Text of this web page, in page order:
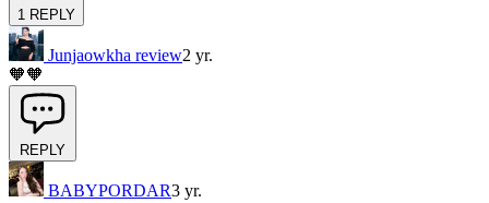
1 REPLY
Junjaowkha review2 yr.
🧡🧡
REPLY
BABYPORDAR3 yr.